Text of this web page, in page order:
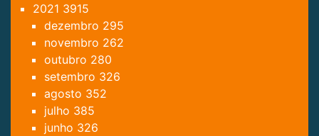
2021 3915
dezembro 295
novembro 262
outubro 280
setembro 326
agosto 352
julho 385
junho 326